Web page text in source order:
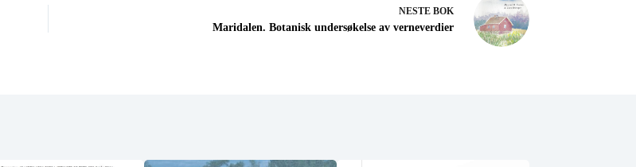
NESTE BOK
Maridalen. Botanisk undersøkelse av verneverdier